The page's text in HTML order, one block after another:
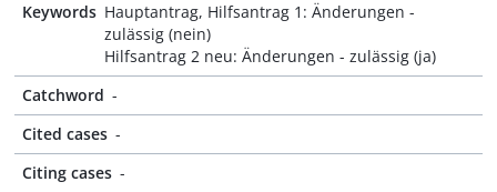
Keywords Hauptantrag, Hilfsantrag 1: Änderungen -
zulässig (nein)
Hilfsantrag 2 neu: Änderungen - zulässig (ja)
Catchword -
Cited cases -
Citing cases -